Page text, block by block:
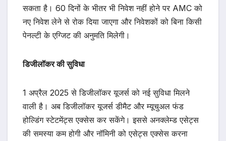
सकता है। 60 दिनों के भीतर भी निवेश नहीं होने पर AMC को
नए निवेश लेने से रोक दिया जाएगा और निवेशकों को बिना किसी
पेनल्टी के एग्जिट की अनुमति मिलेगी।
डिजीलॉकर की सुविधा
1 अप्रैल 2025 से डिजीलॉकर यूजर्स को नई सुविधा मिलने
वाली है। अब डिजीलॉकर यूजर्स डीमैट और म्यूचुअल फंड
होल्डिंग स्टेटमेंट्स एक्सेस कर सकेंगे। इससे अनक्लेम्ड एसेट्स
की समस्या कम होगी और नॉमिनी को एसेट्स एक्सेस करना